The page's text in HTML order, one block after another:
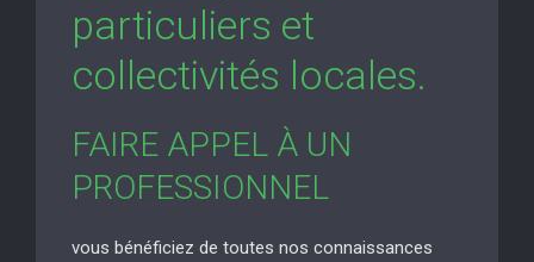
particuliers et
collectivités locales.
FAIRE APPEL À UN
PROFESSIONNEL
vous bénéficiez de toutes nos connaissances